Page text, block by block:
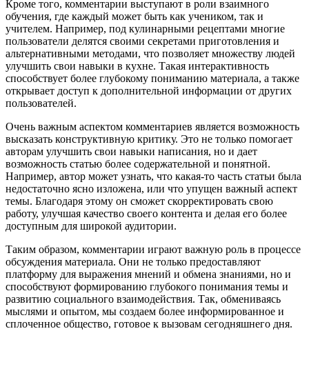
Кроме того, комментарии выступают в роли взаимного
обучения, где каждый может быть как учеником, так и
учителем. Например, под кулинарными рецептами многие
пользователи делятся своими секретами приготовления и
альтернативными методами, что позволяет множеству людей
улучшить свои навыки в кухне. Такая интерактивность
способствует более глубокому пониманию материала, а также
открывает доступ к дополнительной информации от других
пользователей.
Очень важным аспектом комментариев является возможность
высказать конструктивную критику. Это не только помогает
авторам улучшить свои навыки написания, но и дает
возможность статью более содержательной и понятной.
Например, автор может узнать, что какая-то часть статьи была
недостаточно ясно изложена, или что упущен важный аспект
темы. Благодаря этому он сможет скорректировать свою
работу, улучшая качество своего контента и делая его более
доступным для широкой аудитории.
Таким образом, комментарии играют важную роль в процессе
обсуждения материала. Они не только предоставляют
платформу для выражения мнений и обмена знаниями, но и
способствуют формированию глубокого понимания темы и
развитию социального взаимодействия. Так, обмениваясь
мыслями и опытом, мы создаем более информированное и
сплоченное общество, готовое к вызовам сегодняшнего дня.